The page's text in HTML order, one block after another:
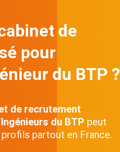
de
pour
du BTP ?
de recrutement
du BTP peut
partout en France.